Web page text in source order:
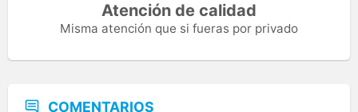
Atención de calidad
Misma atención que si fueras por privado
COMENTARIOS